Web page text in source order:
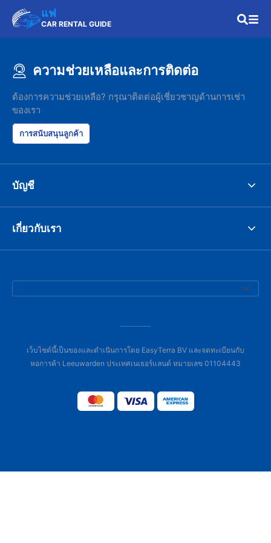
แฟ
CAR RENTAL GUIDE
ความช่วยเหลือและการติดต่อ
ต้องการความช่วยเหลือ? กรุณาติดต่อผู้เชี่ยวชาญด้านการเช่า
ของเรา
การสนับสนุนลูกค้า
บัญชี
เกี่ยวกับเรา
เว็บไซต์นี้เป็นของและดำเนินการโดย EasyTerra BV และจดทะเบียนกับ
หอการค้า Leeuwarden ประเทศเนเธอร์แลนด์ หมายเลข 01104443